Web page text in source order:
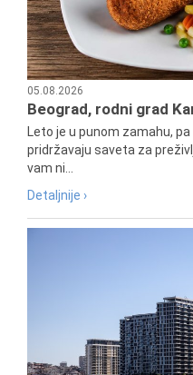
05.08.2026
Beograd, rodni grad
Leto je u punom zamahu,
pridržavaju saveta za
vam ni...
Detaljnije ›